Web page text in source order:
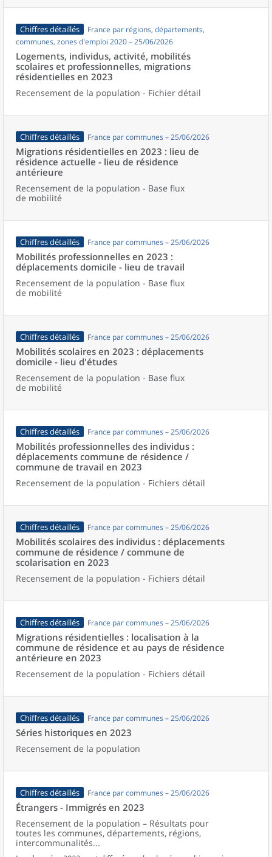
Chiffres détaillés
France par régions, départements,
communes, zones d'emploi 2020 – 25/06/2026
Logements, individus, activité, mobilités
scolaires et professionnelles, migrations
résidentielles en 2023
Recensement de la population - Fichier détail
Chiffres détaillés France par communes – 25/06/2026
Migrations résidentielles en 2023 : lieu de
résidence actuelle - lieu de résidence
antérieure
Recensement de la population - Base flux
de mobilité
Chiffres détaillés France par communes – 25/06/2026
Mobilités professionnelles en 2023 :
déplacements domicile - lieu de travail
Recensement de la population - Base flux
de mobilité
Chiffres détaillés France par communes – 25/06/2026
Mobilités scolaires en 2023 : déplacements
domicile - lieu d'études
Recensement de la population - Base flux
de mobilité
Chiffres détaillés France par communes – 25/06/2026
Mobilités professionnelles des individus :
déplacements commune de résidence /
commune de travail en 2023
Recensement de la population - Fichiers détail
Chiffres détaillés France par communes – 25/06/2026
Mobilités scolaires des individus : déplacements
commune de résidence / commune de
scolarisation en 2023
Recensement de la population - Fichiers détail
Chiffres détaillés France par communes – 25/06/2026
Migrations résidentielles : localisation à la
commune de résidence et au pays de résidence
antérieure en 2023
Recensement de la population - Fichiers détail
Chiffres détaillés France par communes – 25/06/2026
Séries historiques en 2023
Recensement de la population
Chiffres détaillés France par communes – 25/06/2026
Étrangers - Immigrés en 2023
Recensement de la population – Résultats pour
toutes les communes, départements, régions,
intercommunalités...